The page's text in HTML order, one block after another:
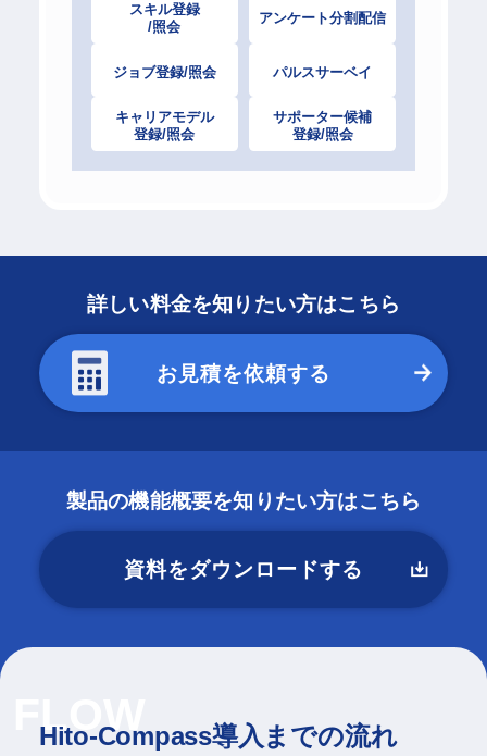
スキル登録
/照会
アンケート分割配信
ジョブ登録/照会 パルスサーベイ
キャリアモデル
登録/照会
サポーター候補
登録/照会
詳しい料金を知りたい方はこちら
お見積を依頼する
製品の機能概要を知りたい方はこちら
資料をダウンロードする
FLOW
Hito-Compass導入までの流れ